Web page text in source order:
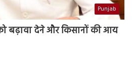
Punjab
बढ़ावा देने और किसानों की आय